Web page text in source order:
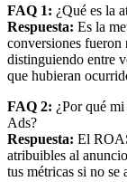
FAQ 1: ¿Qué es la
Respuesta: Es la
conversiones fueron
distinguiendo entre
que hubieran
FAQ 2: ¿Por qué
Ads?
Respuesta: El
atribuibles al
tus métricas si no se